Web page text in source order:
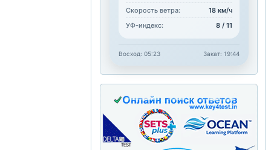
Скорость ветра:
18 км/ч
УФ-индекс:
8 / 11
Восход: 05:23 Закат: 19:44